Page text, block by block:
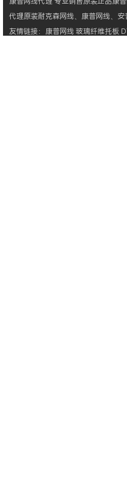
代理原装耐克森网线、 康普网线、 安
友情链接： 康普网线玻璃纤维托板